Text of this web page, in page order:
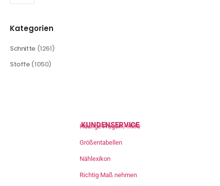
Kategorien
Schnitte (1261)
Stoffe (1050)
KUNDENSERVICE
Häufige Fragen / Hilfe
Größentabellen
Nählexikon
Richtig Maß nehmen